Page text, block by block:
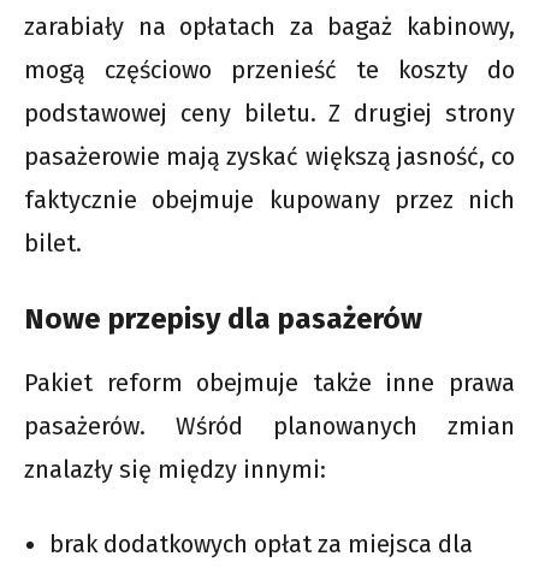
zarabiały na opłatach za bagaż kabinowy,
mogą częściowo przenieść te koszty do
podstawowej ceny biletu. Z drugiej strony
pasażerowie mają zyskać większą jasność, co
faktycznie obejmuje kupowany przez nich
bilet.
Nowe przepisy dla pasażerów
Pakiet reform obejmuje także inne prawa
pasażerów. Wśród planowanych zmian
znalazły się między innymi:
brak dodatkowych opłat za miejsca dla